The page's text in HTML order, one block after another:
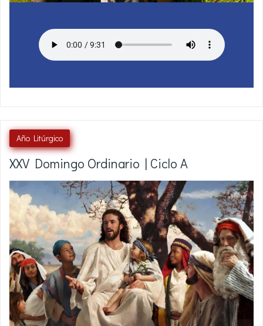
Año Litúrgico
XXV Domingo Ordinario | Ciclo A